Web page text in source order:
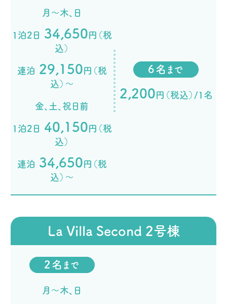
月～木、日
1泊2日 34,650円（税
込）
連泊 29,150円（税
込）～
金、土、祝日前
1泊2日 40,150円（税
込）
連泊 34,650円（税
込）～
6名 まで
2,200円（税込）/1名
La Villa Second 2号棟
2名 まで
月～木、日